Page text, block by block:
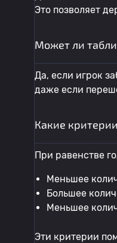
Это позволяет
Может ли
Да, если игрок
даже если
Какие
При равенстве
Меньшее
Большее
Меньшее
Эти критерии